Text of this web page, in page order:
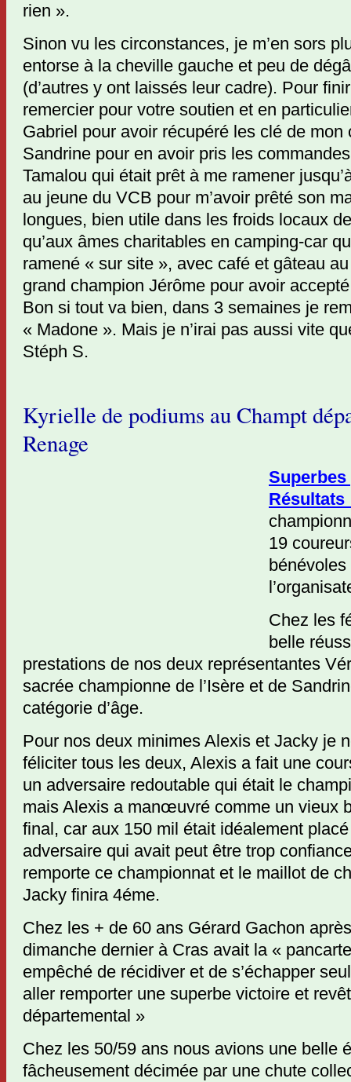
rien ».
Sinon vu les circonstances, je m’en sors
entorse à la cheville gauche et peu de
(d’autres y ont laissés leur cadre). Pour
remercier pour votre soutien et en
Gabriel pour avoir récupéré les clé de mon
Sandrine pour en avoir pris les
Tamalou qui était prêt à me ramener
au jeune du VCB pour m’avoir prêté son
longues, bien utile dans les froids locaux
qu’aux âmes charitables en camping-car
ramené « sur site », avec café et gâteau
grand champion Jérôme pour avoir
Bon si tout va bien, dans 3 semaines je
« Madone ». Mais je n’irai pas aussi vite
Stéph S.
Kyrielle de podiums au Champt
Renage
19
Chez les
belle
prestations de nos deux représentantes
sacrée championne de l’Isère et de
catégorie d’âge.
Pour nos deux minimes Alexis et Jacky je
féliciter tous les deux, Alexis a fait une
un adversaire redoutable qui était le
mais Alexis a manœuvré comme un vieux
final, car aux 150 mil était idéalement
adversaire qui avait peut être trop
remporte ce championnat et le maillot de
Jacky finira 4éme.
Chez les + de 60 ans Gérard Gachon
dimanche dernier à Cras avait la «
empêché de récidiver et de s’échapper
aller remporter une superbe victoire et
départemental »
Chez les 50/59 ans nous avions une belle
fâcheusement décimée par une chute